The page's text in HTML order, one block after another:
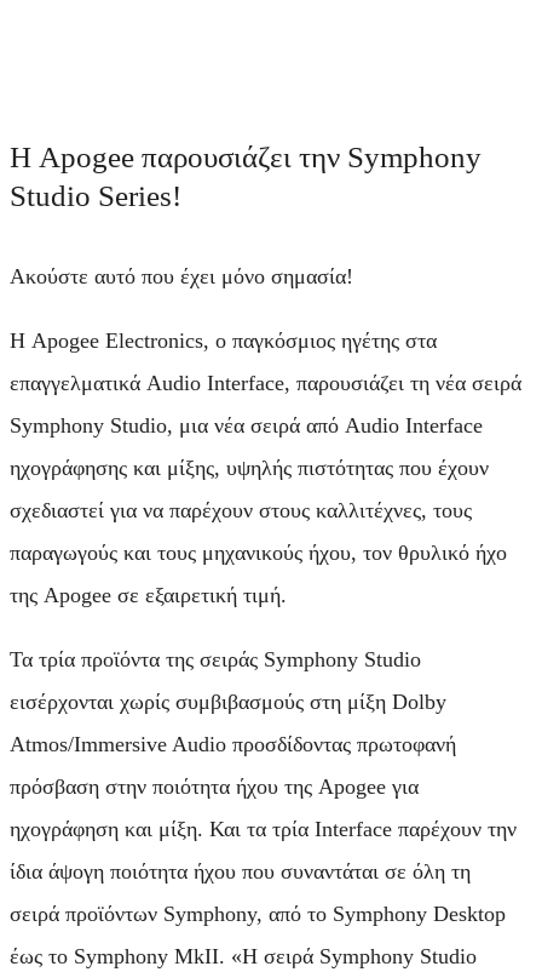
Η Apogee παρουσιάζει την Symphony
Studio Series!
Ακούστε αυτό που έχει μόνο σημασία!
Η Apogee Electronics, ο παγκόσμιος ηγέτης στα
επαγγελματικά Audio Interface, παρουσιάζει τη νέα σειρά
Symphony Studio, μια νέα σειρά από Audio Interface
ηχογράφησης και μίξης, υψηλής πιστότητας που έχουν
σχεδιαστεί για να παρέχουν στους καλλιτέχνες, τους
παραγωγούς και τους μηχανικούς ήχου, τον θρυλικό ήχο
της Apogee σε εξαιρετική τιμή.
Τα τρία προϊόντα της σειράς Symphony Studio
εισέρχονται χωρίς συμβιβασμούς στη μίξη Dolby
Atmos/Immersive Audio προσδίδοντας πρωτοφανή
πρόσβαση στην ποιότητα ήχου της Apogee για
ηχογράφηση και μίξη. Και τα τρία Interface παρέχουν την
ίδια άψογη ποιότητα ήχου που συναντάται σε όλη τη
σειρά προϊόντων Symphony, από το Symphony Desktop
έως το Symphony MkII. «Η σειρά Symphony Studio